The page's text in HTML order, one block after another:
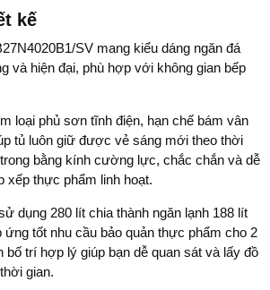
kế
SV mang kiểu dáng ngăn đá
và hiện đại, phù hợp với không gian bếp
loại phủ sơn tĩnh điện, hạn chế bám vân
tủ luôn giữ được vẻ sáng mới theo thời
bằng kính cường lực, chắc chắn và dễ
xếp thực phẩm linh hoạt.
dụng 280 lít chia thành ngăn lạnh 188 lít
ứng tốt nhu cầu bảo quản thực phẩm cho 2
bố trí hợp lý giúp bạn dễ quan sát và lấy đồ
gian.